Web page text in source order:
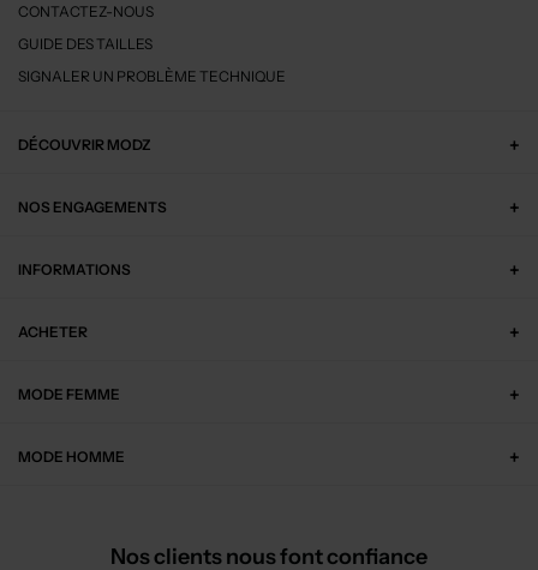
CONTACTEZ-NOUS
GUIDE DES TAILLES
SIGNALER UN PROBLÈME TECHNIQUE
DÉCOUVRIR MODZ
NOS ENGAGEMENTS
INFORMATIONS
ACHETER
MODE FEMME
MODE HOMME
Nos clients nous font confiance